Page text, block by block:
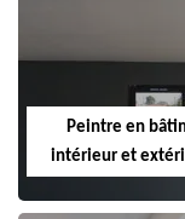
Peintre en
intérieur et